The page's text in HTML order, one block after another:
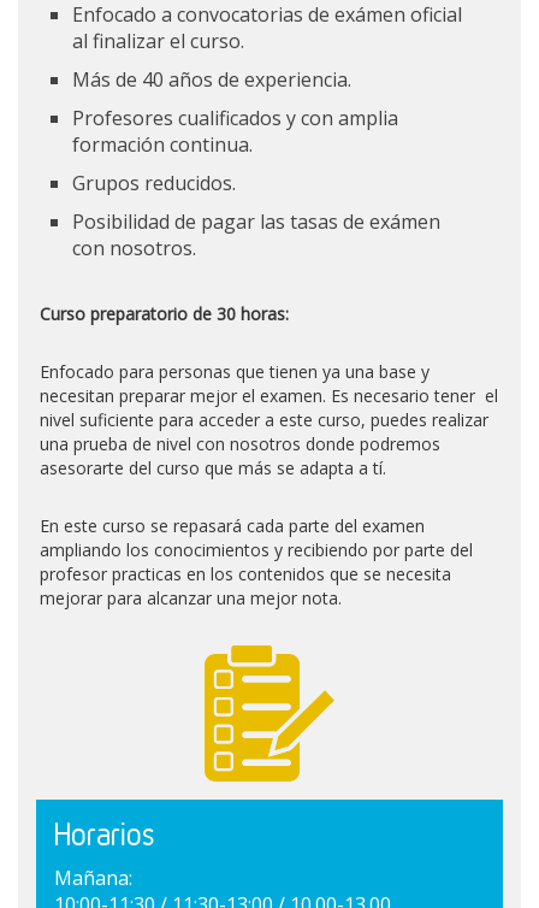
Enfocado a convocatorias de exámen oficial
al finalizar el curso.
Más de 40 años de experiencia.
Profesores cualificados y con amplia
formación continua.
Grupos reducidos.
Posibilidad de pagar las tasas de exámen
con nosotros.
Curso preparatorio de 30 horas:
Enfocado para personas que tienen ya una base y
necesitan preparar mejor el examen. Es necesario tener el
nivel suficiente para acceder a este curso, puedes realizar
una prueba de nivel con nosotros donde podremos
asesorarte del curso que más se adapta a tí.
En este curso se repasará cada parte del examen
ampliando los conocimientos y recibiendo por parte del
profesor practicas en los contenidos que se necesita
mejorar para alcanzar una mejor nota.
Horarios
Mañana: